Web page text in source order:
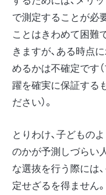
で測定することが必
ことはきわめて困難
きますが、ある時点
めるかは不確定です
躍を確実に保証する
ださい）。
とりわけ、子どもの
のかが予測しづらい
な選抜を行う際には
定せざるを得ません